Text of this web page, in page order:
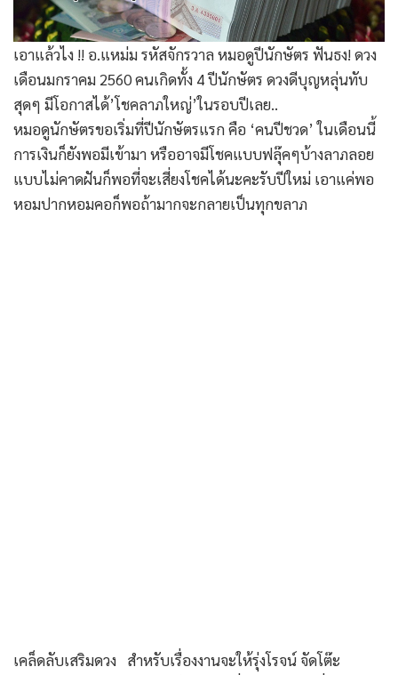
เอาแล้วไง !! อ.แหม่ม รหัสจักรวาล หมอดูปีนักษัตร ฟันธง! ดวง
เดือนมกราคม 2560 คนเกิดทั้ง 4 ปีนักษัตร ดวงดีบุญหลุ่นทับ
สุดๆ มีโอกาสได้’โชคลาภใหญ่’ในรอบปีเลย..
หมอดูนักษัตรขอเริ่มที่ปีนักษัตรแรก คือ ‘คนปีชวด’ ในเดือนนี้
การเงินก็ยังพอมีเข้ามา หรืออาจมีโชคแบบฟลุ๊คๆบ้างลาภลอย
แบบไม่คาดฝันก็พอที่จะเสี่ยงโชคได้นะคะรับปีใหม่ เอาแค่พอ
หอมปากหอมคอก็พอถ้ามากจะกลายเป็นทุกขลาภ
เคล็ดลับเสริมดวง สำหรับเรื่องงานจะให้รุ่งโรจน์ จัดโต๊ะ